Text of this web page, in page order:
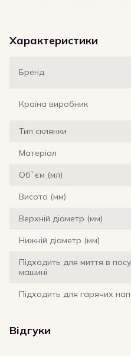
Характеристики
Бренд
Країна виробник
Тип склянки
Матеріал
Об`єм (мл)
Висота (мм)
Верхній діаметр (мм)
Нижній діаметр (мм)
Підходить для миття в
машині
Підходить для гарячих
Відгуки